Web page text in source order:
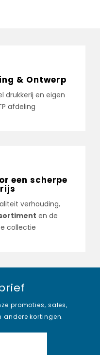
& Ontwerp
drukkerij en eigen
afdeling
een scherpe
verhouding,
en de
collectie
promoties, sales,
andere kortingen.